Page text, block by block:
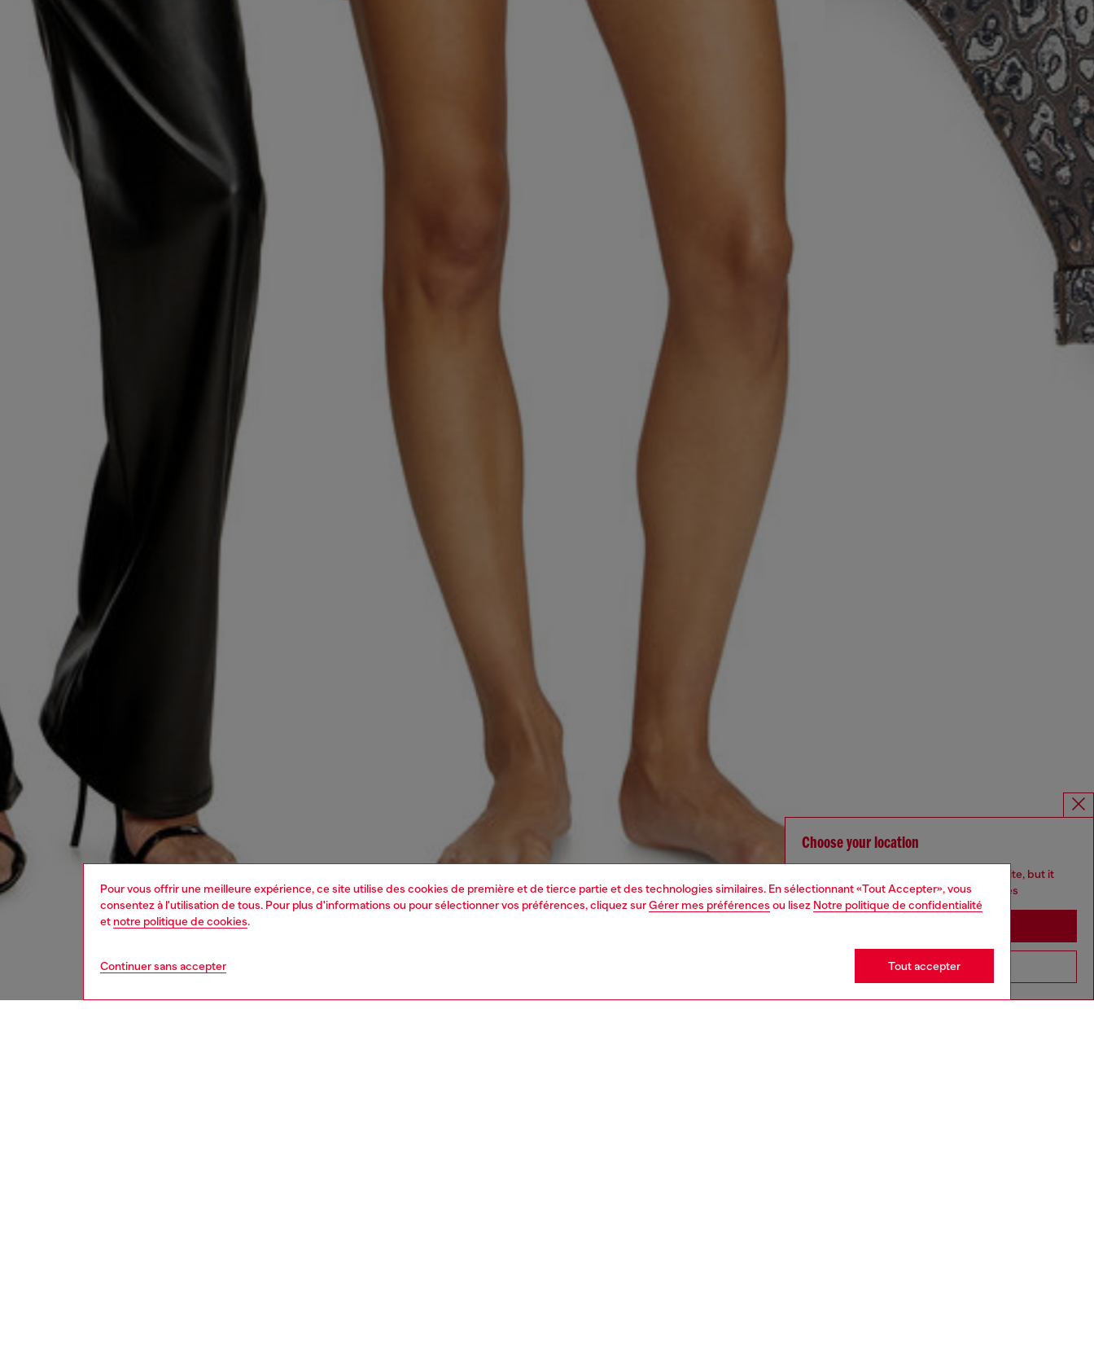
Pour vous offrir une meilleure expérience, ce site utilise des cookies de première et de tierce partie et des technologies similaires. En sélectionnant «Tout Accepter», vous
consentez à l'utilisation de tous. Pour plus d'informations ou pour sélectionner vos préférences, cliquez surGérer mes préférences ou lisez Notre politique de confidentialité
et notre politique de cookies.
Continuer sans accepter Tout accepter
Choose your location
You are currently browsing France website, but it
seems you may be based in United States
Go to United States